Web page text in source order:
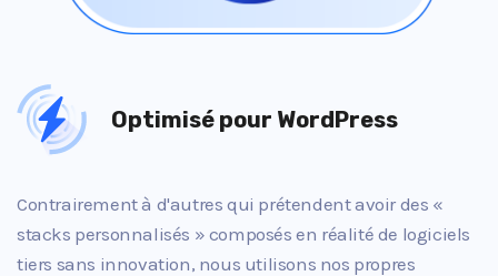
Optimisé pour WordPress
Contrairement à d'autres qui prétendent avoir des «
stacks personnalisés » composés en réalité de logiciels
tiers sans innovation, nous utilisons nos propres